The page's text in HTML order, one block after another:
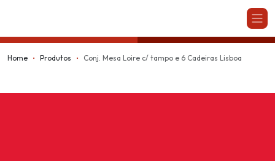
Home Produtos Conj. Mesa Loire c/ tampo e 6 Cadeiras Lisboa